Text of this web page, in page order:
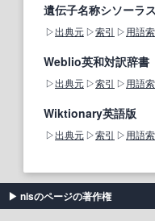
遺伝子名称シソーラス
出典元 索引 用語
Weblio英和対訳辞書
出典元 索引 用語
Wiktionary英語版
出典元 索引 用語
nisのページの著作権